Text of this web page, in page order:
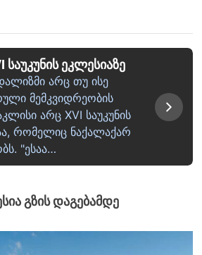
ეკლესიაზე
არც თუ ისე
მემკვიდრეობის
არც XVI საუკუნის
რომელიც ნაქალაქარ
"ესაა…
გზის დაგებამდე